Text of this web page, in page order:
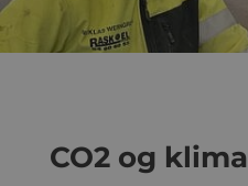
CO2 og klima